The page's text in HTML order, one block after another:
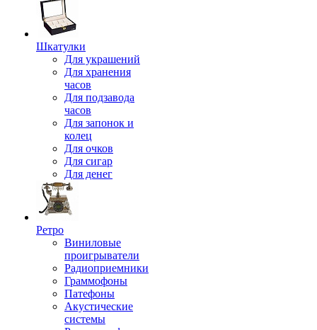
Шкатулки
Для украшений
Для хранения
часов
Для подзавода
часов
Для запонок и
колец
Для очков
Для сигар
Для денег
Ретро
Виниловые
проигрыватели
Радиоприемники
Граммофоны
Патефоны
Акустические
системы